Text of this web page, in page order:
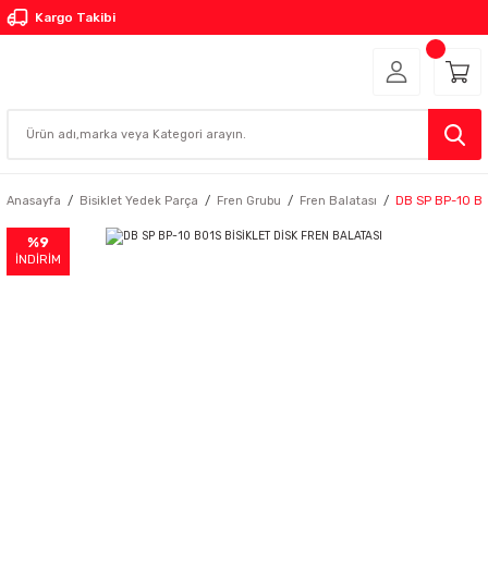
Kargo Takibi
Anasayfa Bisiklet Yedek Parça Fren Grubu Fren Balatası DB SP BP-10
%9
İNDİRİM